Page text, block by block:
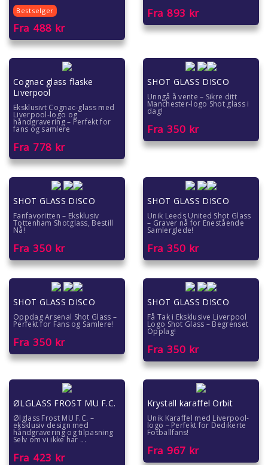
Bestselger
Fra 488 kr
Fra 893 kr
Cognac glass flaske
Liverpool
Eksklusivt Cognac-glass med
Liverpool-logo og
håndgravering – Perfekt for
fans og samlere
Fra 778 kr
SHOT GLASS DISCO
Unngå å vente – Sikre ditt
Manchester-logo Shot glass i
dag!
Fra 350 kr
SHOT GLASS DISCO
Fanfavoritten – Eksklusiv
Tottenham Shotglass, Bestill
Nå!
Fra 350 kr
SHOT GLASS DISCO
Unik Leeds United Shot Glass
– Graver nå for Enestående
Samlerglede!
Fra 350 kr
SHOT GLASS DISCO
Oppdag Arsenal Shot Glass –
Perfekt for Fans og Samlere!
Fra 350 kr
SHOT GLASS DISCO
Få Tak i Eksklusive Liverpool
Logo Shot Glass – Begrenset
Opplag!
Fra 350 kr
ØLGLASS FROST MU F.C.
Ølglass Frost MU F.C. –
eksklusiv design med
håndgravering og tilpasning
Selv om vi ikke har ...
Fra 423 kr
Krystall karaffel Orbit
Unik Karaffel med Liverpool-
logo – Perfekt for Dedikerte
Fotballfans!
Fra 967 kr